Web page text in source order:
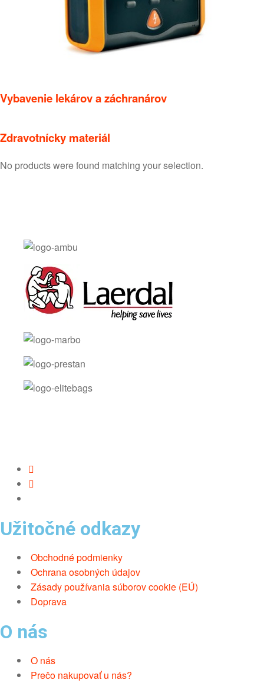
Vybavenie lekárov a záchranárov
Zdravotnícky materiál
No products were found matching your selection.
Užitočné odkazy
Obchodné podmienky
Ochrana osobných údajov
Zásady používania súborov cookie (EÚ)
Doprava
O nás
O nás
Prečo nakupovať u nás?